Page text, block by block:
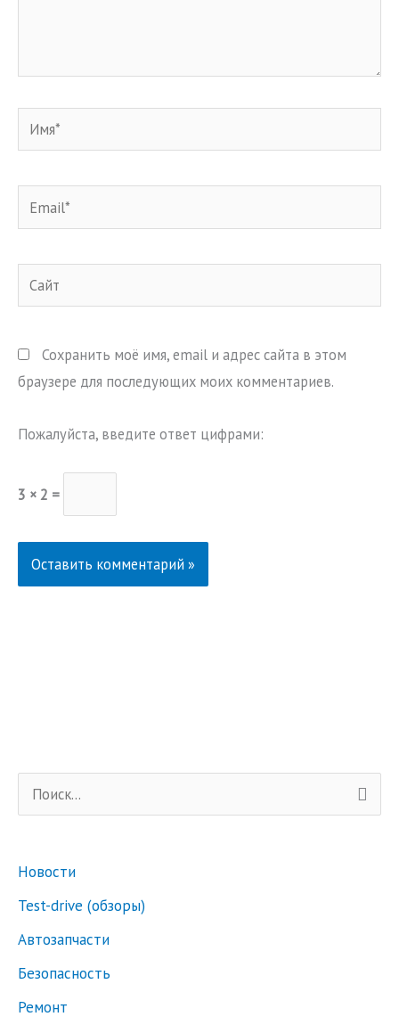
Имя*
Email*
Сайт
Сохранить моё имя, email и адрес сайта в этом
браузере для последующих моих комментариев.
Пожалуйста, введите ответ цифрами:
3 × 2 =
о
с
к
Новости
Test-drive (обзоры)
Автозапчасти
Безопасность
Ремонт